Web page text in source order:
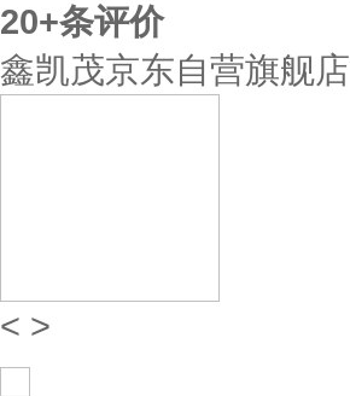
20+条评价
鑫凯茂京东自营旗舰店
< >